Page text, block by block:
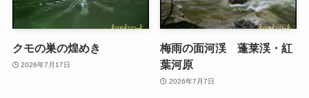
クモの巣の煌めき
2026年7月17日
梅雨の面河渓 蓬莱渓・紅
葉河原
2026年7月7日